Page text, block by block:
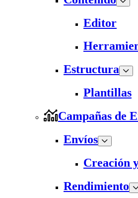
Editor
Estructura
Plantillas
Campañas de
Envíos
Creación
Rendimiento